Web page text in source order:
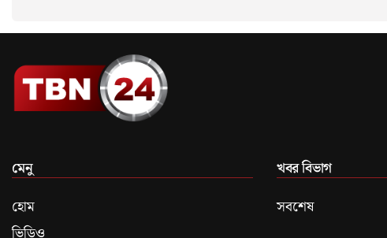
মেনু
হোম
খবর বিভাগ
সবশেষ